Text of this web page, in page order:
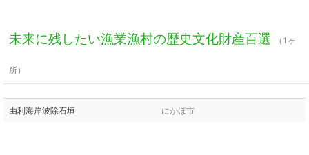
未来に残したい漁業漁村の歴史文化財産百選 （1ヶ
所）
由利海岸波除石垣 にかほ市